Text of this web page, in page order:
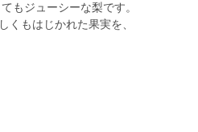
もジューシーな梨です。
くもはじかれた果実を、